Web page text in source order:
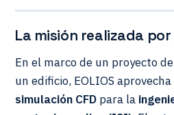
La misión realizada por
En el marco de un proyecto
un edificio, EOLIOS aprovecha
simulación CFD para la